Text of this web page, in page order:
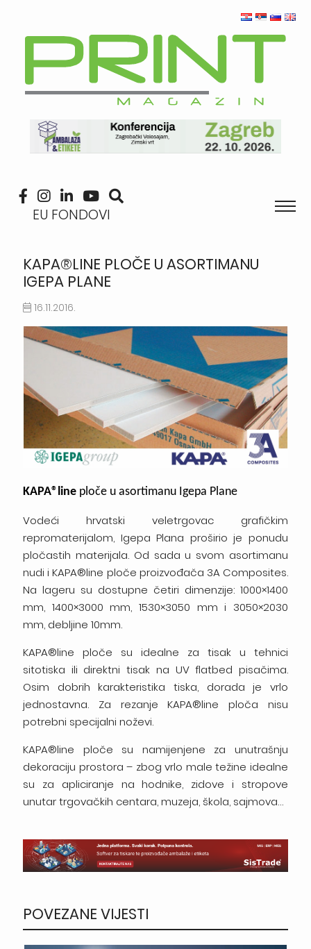
EU FONDOVI
KAPA®LINE PLOČE U ASORTIMANU
IGEPA PLANE
16.11.2016.
KAPA®lineploče u asortimanu Igepa Plane
Vodeći hrvatski veletrgovac grafičkim
repromaterijalom, Igepa Plana proširio je ponudu
pločastih materijala. Od sada u svom asortimanu
nudi i KAPA®line ploče proizvođača 3A Composites.
Na lageru su dostupne četiri dimenzije: 1000×1400
mm, 1400×3000 mm, 1530×3050 mm i 3050×2030
mm, debljine 10mm.
KAPA®line ploče su idealne za tisak u tehnici
sitotiska ili direktni tisak na UV flatbed pisačima.
Osim dobrih karakteristika tiska, dorada je vrlo
jednostavna. Za rezanje KAPA®line ploča nisu
potrebni specijalni noževi.
KAPA®line ploče su namijenjene za unutrašnju
dekoraciju prostora – zbog vrlo male težine idealne
su za apliciranje na hodnike, zidove i stropove
unutar trgovačkih centara, muzeja, škola, sajmova…
POVEZANE VIJESTI